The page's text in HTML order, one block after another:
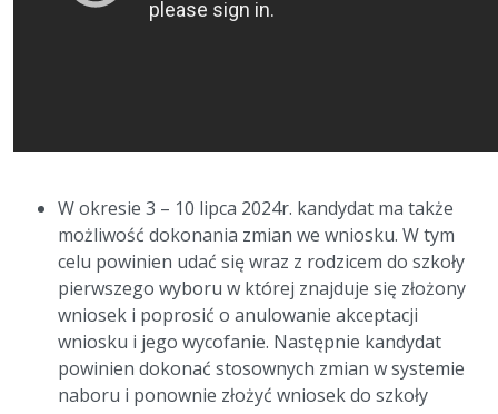
W okresie 3 – 10 lipca 2024r. kandydat ma także
możliwość dokonania zmian we wniosku. W tym
celu powinien udać się wraz z rodzicem do szkoły
pierwszego wyboru w której znajduje się złożony
wniosek i poprosić o anulowanie akceptacji
wniosku i jego wycofanie. Następnie kandydat
powinien dokonać stosownych zmian w systemie
naboru i ponownie złożyć wniosek do szkoły